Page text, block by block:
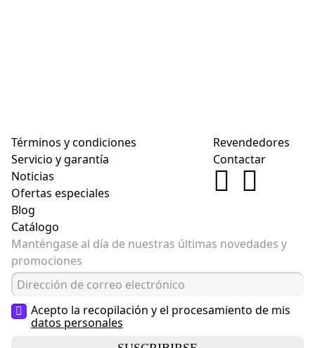
Términos y condiciones
Servicio y garantía
Noticias
Ofertas especiales
Blog
Catálogo
Revendedores
Contactar
Manténgase al día de nuestras últimas novedades y
promociones
Acepto la recopilación y el procesamiento de mis
datos personales